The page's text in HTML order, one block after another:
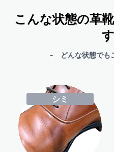
こんな状態の革
- どんな状態でも
シミ